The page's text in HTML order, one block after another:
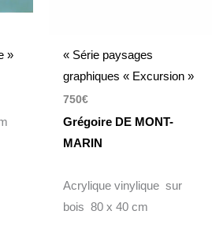
»
« Série paysages
graphiques « Excursion »
750€
Grégoire DE MONT-
MARIN
Acrylique vinylique sur
bois 80 x 40 cm